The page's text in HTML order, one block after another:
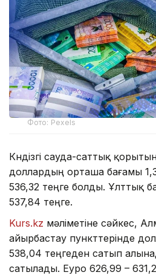
Фото: Pexels
Күндізгі сауда-саттық
доллардың орташа бағамы
536,32 теңге болды. Ұлттық
537,84 теңге.
Kurs.kz мәліметіне сәйкес,
айырбастау пункттерінде
538,04 теңгеден сатып
сатылады. Еуро 626,99 –